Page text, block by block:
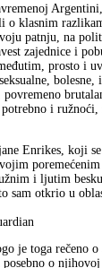
o klasnim
patnju, na
zajednice i
prosto i
povremeno
i ružnoći,
Enrikes, koji
i ljutim
sam otkrio u
je toga rečeno
o